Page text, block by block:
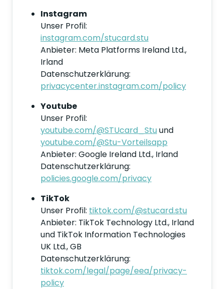
Instagram
Unser Profil:
instagram.com/stucard.stu
Anbieter: Meta Platforms Ireland Ltd.,
Irland
Datenschutzerklärung:
privacycenter.instagram.com/policy
Youtube
Unser Profil:
youtube.com/@STUcard_Stuund
youtube.com/@Stu-Vorteilsapp
Anbieter: Google Ireland Ltd., Irland
Datenschutzerklärung:
policies.google.com/privacy
TikTok
Unser Profil: tiktok.com/@stucard.stu
Anbieter: TikTok Technology Ltd., Irland
und TikTok Information Technologies
UK Ltd., GB
Datenschutzerklärung:
tiktok.com/legal/page/eea/privacy-
policy